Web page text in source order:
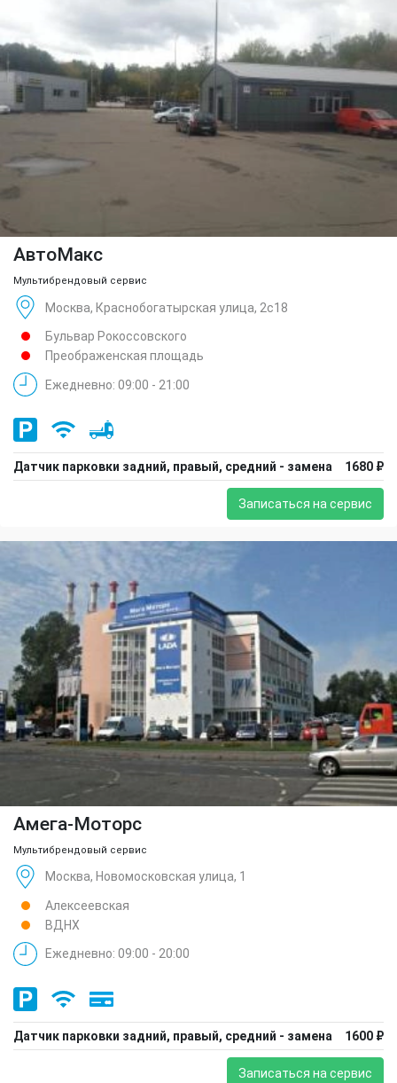
АвтоМакс
Мультибрендовый сервис
Москва, Краснобогатырская улица, 2с18
Бульвар Рокоссовского
Преображенская площадь
Ежедневно: 09:00 - 21:00
Датчик парковки задний, правый, средний - замена 1680 ₽
Записаться на сервис
Амега-Моторс
Мультибрендовый сервис
Москва, Новомосковская улица, 1
Алексеевская
ВДНХ
Ежедневно: 09:00 - 20:00
Датчик парковки задний, правый, средний - замена 1600 ₽
Записаться на сервис